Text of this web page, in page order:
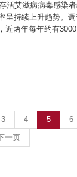
活艾滋病病毒感染
呈持续上升趋势。
近两年每年约有
3 4 5(current)
6
一页